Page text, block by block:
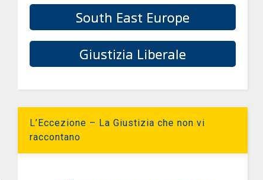
South East Europe
Giustizia Liberale
L’Eccezione – La Giustizia che non vi
raccontano